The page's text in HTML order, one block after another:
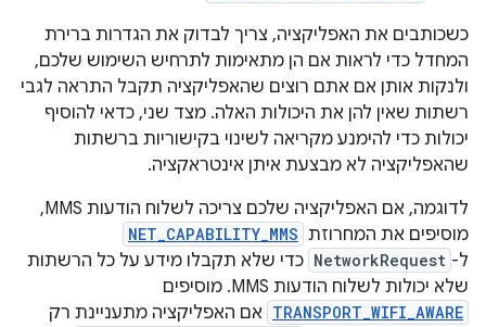
כשכותבים את האפליקציה, צריך לבדוק את הגדרות ברירת
המחדל כדי לראות אם הן מתאימות לתרחיש השימוש שלכם,
ולנקות אותן אם אתם רוצים שהאפליקציה תקבל התראה לגבי
רשתות שאין להן את היכולות האלה. מצד שני, כדאי להוסיף
יכולות כדי להימנע מקריאה לשינוי בקישוריות ברשתות
שהאפליקציה לא מבצעת איתן אינטראקציה.
לדוגמה, אם האפליקציה שלכם צריכה לשלוח הודעות MMS,
מוסיפים את המחרוזת NET_CAPABILITY_MMS
ל- NetworkRequest כדי שלא תקבלו מידע על כל הרשתות
שלא יכולות לשלוח הודעות MMS. מוסיפים
TRANSPORT_WIFI_AWARE אם האפליקציה מתעניינת רק